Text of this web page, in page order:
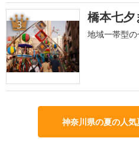
3 橋本七夕
地域一帯型の
神奈川県の夏の人